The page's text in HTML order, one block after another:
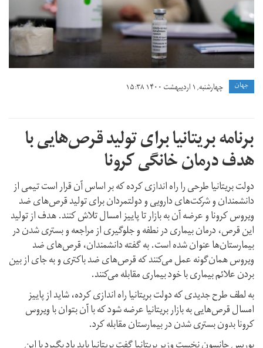
جهان چهارشنبه, ۱ اردیبهشت ۱۴۰۰ ۱۵:۳۸
برنامه بریتانیا برای تولید قرص‌هایی با
هدف درمان خانگی کرونا
دولت بریتانیا طرحی را راه اندازی کرده که بر اساس آن قرار است تیمی از
دانشمندان و شرکت‌های دارویی و دولتمردان برای تولید قرص‌های ضد
ویروس کرونا و عرضه آن به بازار تا پاییز امسال تلاش کنند. هدف از تولید
این قرص، درمان بیماری در نطفه و جلوگیری از مراجعه و بستری شدن در
بیمارستان‌ها عنوان شده است. به گفته دانشمندان، قرص‌های ضد
ویروس همان‌گونه عمل می‌کنند که قرص‌های ضد باکتری و به جای از بین
بردن علائم بیماری با خود بیماری مقابله می‌کنند.
به لطف طرح جدیدی که دولت بریتانیا راه اندازی کرده، شاید از پاییز
امسال قرص‌هایی به بازار بریتانیا عرضه شود که با آن بتوان با ویروس
کرونا بدون بستری شدن در بیمارستان مقابله کرد.